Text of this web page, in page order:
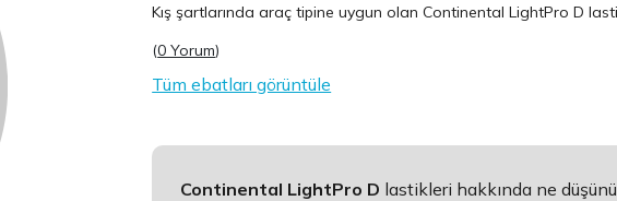
Kış şartlarında araç tipine uygun olanContinental LightPro D
(0 Yorum)
Tüm ebatları görüntüle
Continental LightPro D lastikleri hakkında ne